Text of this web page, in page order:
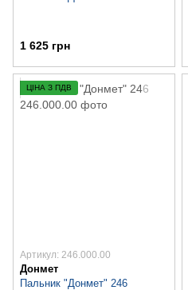
1 625 грн
ЦІНА З ПДВ
Артикул: 246.000.00
Донмет
Пальник "Донмет" 246